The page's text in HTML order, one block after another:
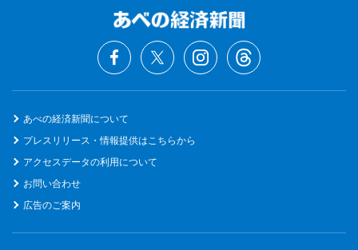
あべの経済新聞について
プレスリリース・情報提供はこちらから
アクセスデータの利用について
お問い合わせ
広告のご案内